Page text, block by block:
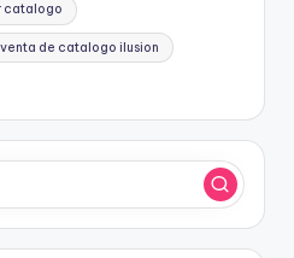
catalogo
venta de catalogo ilusion